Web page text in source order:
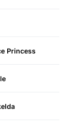
Princess